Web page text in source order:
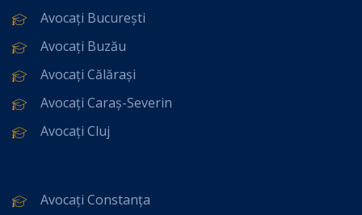
Avocați București
Avocați Buzău
Avocați Călărași
Avocați Caraș-Severin
Avocați Cluj
Avocați Constanța